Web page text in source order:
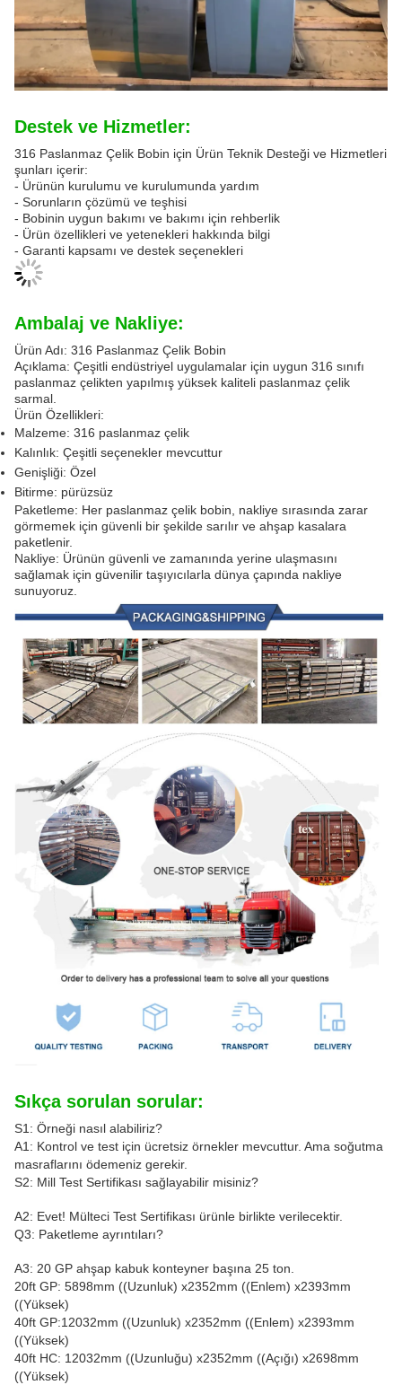
Destek ve Hizmetler:
316 Paslanmaz Çelik Bobin için Ürün Teknik Desteği ve Hizmetleri
şunları içerir:
- Ürünün kurulumu ve kurulumunda yardım
- Sorunların çözümü ve teşhisi
- Bobinin uygun bakımı ve bakımı için rehberlik
- Ürün özellikleri ve yetenekleri hakkında bilgi
- Garanti kapsamı ve destek seçenekleri
Ambalaj ve Nakliye:
Ürün Adı: 316 Paslanmaz Çelik Bobin
Açıklama: Çeşitli endüstriyel uygulamalar için uygun 316 sınıfı
paslanmaz çelikten yapılmış yüksek kaliteli paslanmaz çelik
sarmal.
Ürün Özellikleri:
Malzeme: 316 paslanmaz çelik
Kalınlık: Çeşitli seçenekler mevcuttur
Genişliği: Özel
Bitirme: pürüzsüz
Paketleme: Her paslanmaz çelik bobin, nakliye sırasında zarar
görmemek için güvenli bir şekilde sarılır ve ahşap kasalara
paketlenir.
Nakliye: Ürünün güvenli ve zamanında yerine ulaşmasını
sağlamak için güvenilir taşıyıcılarla dünya çapında nakliye
sunuyoruz.
Sıkça sorulan sorular:
S1: Örneği nasıl alabiliriz?
A1: Kontrol ve test için ücretsiz örnekler mevcuttur. Ama soğutma
masraflarını ödemeniz gerekir.
S2: Mill Test Sertifikası sağlayabilir misiniz?
A2: Evet! Mülteci Test Sertifikası ürünle birlikte verilecektir.
Q3: Paketleme ayrıntıları?
A3: 20 GP ahşap kabuk konteyner başına 25 ton.
20ft GP: 5898mm ((Uzunluk) x2352mm ((Enlem) x2393mm
((Yüksek)
40ft GP:12032mm ((Uzunluk) x2352mm ((Enlem) x2393mm
((Yüksek)
40ft HC: 12032mm ((Uzunluğu) x2352mm ((Açığı) x2698mm
((Yüksek)